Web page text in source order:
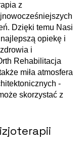
z
Dzięki temu Nasi
opiekę i
i
Rehabilitacja
miła atmosfera
-
skorzystać z